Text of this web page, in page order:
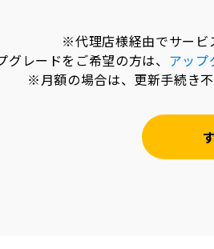
※代理店様経由でサービ
レードをご希望の方は、 アップ
※月額の場合は、更新手続き